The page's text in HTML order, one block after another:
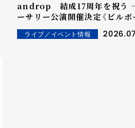
androp 結成17周年を祝う
ーサリー公演開催決定《ビル
定書》
ライブ／イベント情報